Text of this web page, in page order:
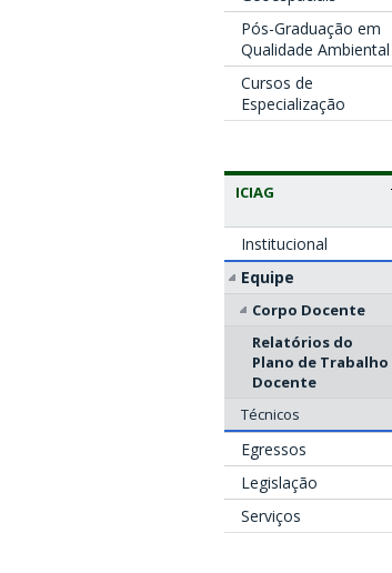
Pós-Graduação em
Qualidade Ambiental
Cursos de
Especialização
ICIAG
Institucional
Equipe
Corpo Docente
Relatórios do
Plano de Trabalho
Docente
Técnicos
Egressos
Legislação
Serviços